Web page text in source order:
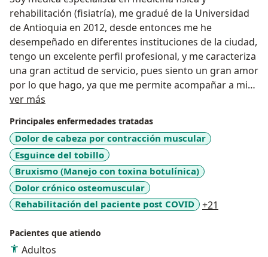
rehabilitación (fisiatría), me gradué de la Universidad
de Antioquia en 2012, desde entonces me he
desempeñado en diferentes instituciones de la ciudad,
tengo un excelente perfil profesional, y me caracteriza
una gran actitud de servicio, pues siento un gran amor
por lo que hago, ya que me permite acompañar a mis
pacientes y sus familiares/cuidadores en su proceso
I am a specialist in physical medicine and rehabilitation
(physiatry), I graduated from the University of
Antioquia in 2012, since then I have worked in different
institutions in the city, I have an excellent professional
profile, and I have a great attitude of service, because I
feel great love for what I do, as it allows me to support
my patients and their families / caregivers in their
disease process, disability and life.
ver más
Principales enfermedades tratadas
Dolor de cabeza por contracción muscular
Esguince del tobillo
Bruxismo (Manejo con toxina botulínica)
Dolor crónico osteomuscular
Rehabilitación del paciente post COVID
+21
Pacientes que atiendo
Adultos